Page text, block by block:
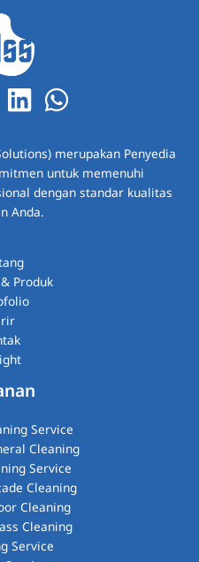
merupakan Penyedia
untuk memenuhi
dengan standar kualitas
Anda.
Produk
Service
Cleaning
Service
Cleaning
Cleaning
Cleaning​
Service